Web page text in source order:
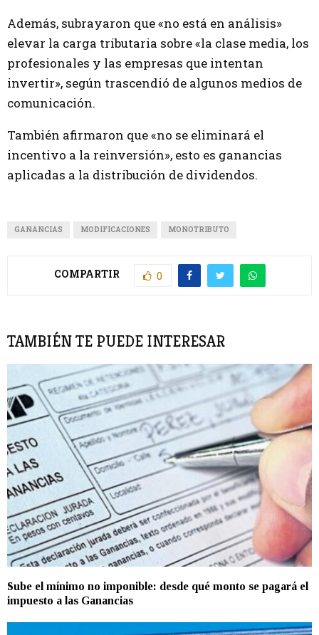
Además, subrayaron que «no está en análisis»
elevar la carga tributaria sobre «la clase media, los
profesionales y las empresas que intentan
invertir», según trascendió de algunos medios de
comunicación.
También afirmaron que «no se eliminará el
incentivo a la reinversión», esto es ganancias
aplicadas a la distribución de dividendos.
GANANCIAS MODIFICACIONES MONOTRIBUTO
COMPARTIR 0
TAMBIÉN TE PUEDE INTERESAR
Sube el mínimo no imponible: desde qué monto se pagará el
impuesto a las Ganancias